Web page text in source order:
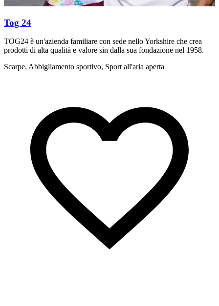
Tog 24
TOG24 è un'azienda familiare con sede nello Yorkshire che crea
prodotti di alta qualità e valore sin dalla sua fondazione nel 1958.
Scarpe, Abbigliamento sportivo, Sport all'aria aperta